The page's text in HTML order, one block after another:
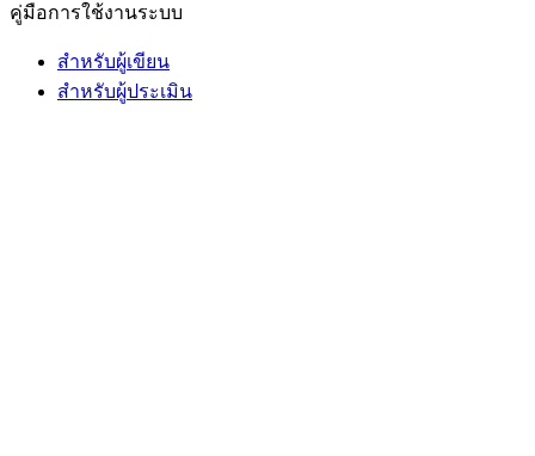
คู่มือการใช้งานระบบ
สำหรับผู้เขียน
สำหรับผู้ประเมิน